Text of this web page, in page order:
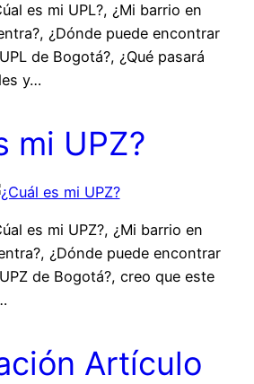
es mi UPL?, ¿Mi barrio en
¿Dónde puede encontrar
de Bogotá?, ¿Qué pasará
y…
mi UPZ?
es mi UPZ?, ¿Mi barrio en
¿Dónde puede encontrar
de Bogotá?, creo que este
Artículo